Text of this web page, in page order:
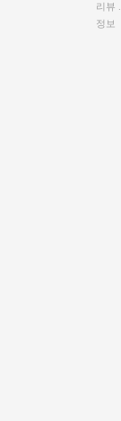
리뷰
정보